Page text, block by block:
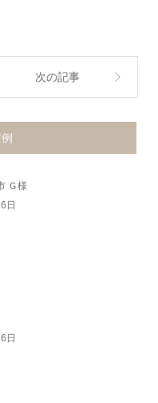
次の記事
Ｇ様
日
日